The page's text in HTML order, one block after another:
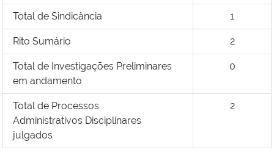
Total de Sindicância 1
Rito Sumário 2
Total de Investigações Preliminares
em andamento
0
Total de Processos
Administrativos Disciplinares
julgados
2